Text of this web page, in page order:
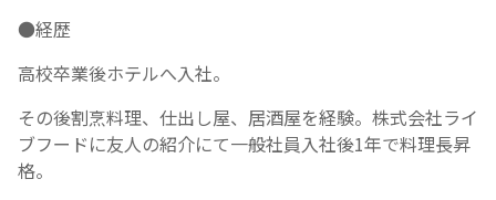
●経歴
高校卒業後ホテルへ入社。
その後割烹料理、仕出し屋、居酒屋を経験。株式会社ライ
ブフードに友人の紹介にて一般社員入社後1年で料理長昇
格。